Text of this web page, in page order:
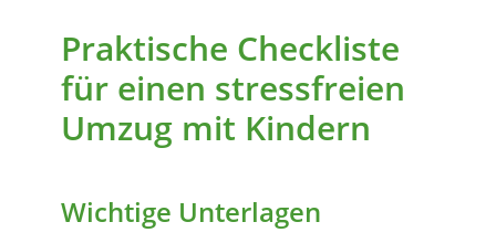
Praktische Checkliste
für einen stressfreien
Umzug mit Kindern
Wichtige Unterlagen